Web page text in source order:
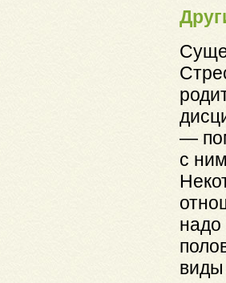
—
с
надо
виды